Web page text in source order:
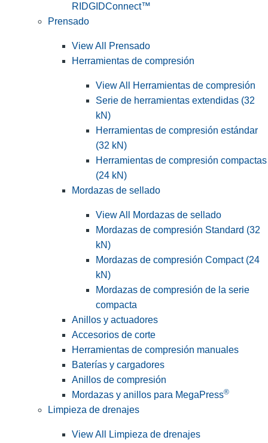
RIDGIDConnect™
Prensado
View All Prensado
Herramientas de compresión
View All Herramientas de compresión
Serie de herramientas extendidas (32
kN)
Herramientas de compresión estándar
(32 kN)
Herramientas de compresión compactas
(24 kN)
Mordazas de sellado
View All Mordazas de sellado
Mordazas de compresión Standard (32
kN)
Mordazas de compresión Compact (24
kN)
Mordazas de compresión de la serie
compacta
Anillos y actuadores
Accesorios de corte
Herramientas de compresión manuales
Baterías y cargadores
Anillos de compresión
Mordazas y anillos para MegaPress®
Limpieza de drenajes
View All Limpieza de drenajes